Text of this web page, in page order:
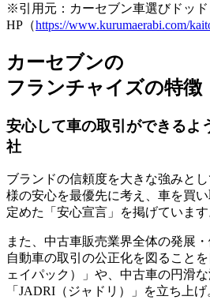
※引用元：カーセブン車選びドッ
HP（https://www.kurumaerabi.com/
カーセブンの
フランチャイズの特徴
安心して車の取引ができるよ
社
ブランドの信頼度を大きな強みと
様の安心を最優先に考え、車を買
定めた「安心宣言」を掲げています
また、中古車販売業界全体の発展
自動車の取引の公正化を図ること
ェイパック）」や、中古車の円滑
「JADRI（ジャドリ）」を立ち上